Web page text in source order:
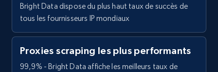
Bright Data dispose du plus haut taux de succès de
tous les fournisseurs IP mondiaux
Proxies scraping les plus performants
99,9% - Bright Data affiche les meilleurs taux de